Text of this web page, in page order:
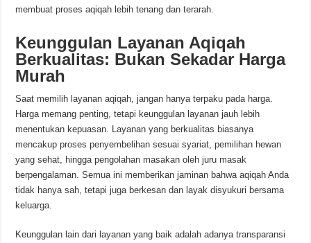
membuat proses aqiqah lebih tenang dan terarah.
Keunggulan Layanan Aqiqah
Berkualitas: Bukan Sekadar Harga
Murah
Saat memilih layanan aqiqah, jangan hanya terpaku pada harga.
Harga memang penting, tetapi keunggulan layanan jauh lebih
menentukan kepuasan. Layanan yang berkualitas biasanya
mencakup proses penyembelihan sesuai syariat, pemilihan hewan
yang sehat, hingga pengolahan masakan oleh juru masak
berpengalaman. Semua ini memberikan jaminan bahwa aqiqah Anda
tidak hanya sah, tetapi juga berkesan dan layak disyukuri bersama
keluarga.
Keunggulan lain dari layanan yang baik adalah adanya transparansi